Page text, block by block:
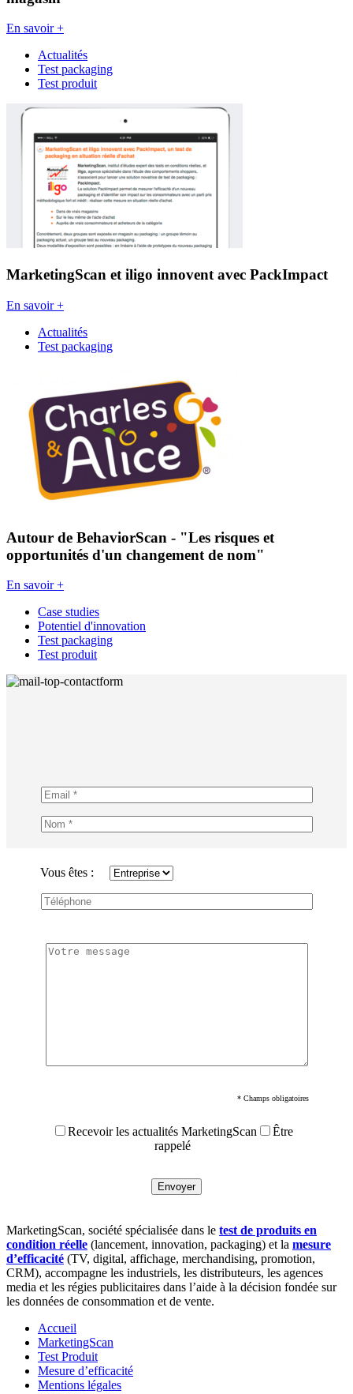
En savoir +
Actualités
Test packaging
Test produit
MarketingScan et iligo innovent avec PackImpact
En savoir +
Actualités
Test packaging
Autour de BehaviorScan - "Les risques et
opportunités d'un changement de nom"
En savoir +
Case studies
Potentiel d'innovation
Test packaging
Test produit
Vous êtes :
* Champs obligatoires
Recevoir les actualités MarketingScan
Être
rappelé
MarketingScan, société spécialisée dans le test de produits en
condition réelle (lancement, innovation, packaging) et la mesure
d’efficacité (TV, digital, affichage, merchandising, promotion,
CRM), accompagne les industriels, les distributeurs, les agences
media et les régies publicitaires dans l’aide à la décision fondée sur
les données de consommation et de vente.
Accueil
MarketingScan
Test Produit
Mesure d’efficacité
Mentions légales